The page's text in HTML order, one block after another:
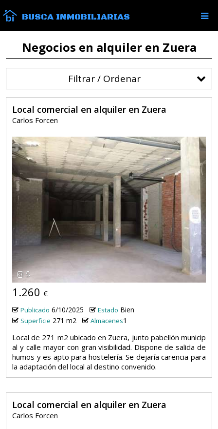
BUSCA INMOBILIARIAS
Negocios en alquiler en Zuera
Filtrar / Ordenar
Local comercial en alquiler en Zuera
Carlos Forcen
5
1.260 €
Publicado 6/10/2025 Estado Bien
Superficie 271 m2 Almacenes1
Local de 271 m2 ubicado en Zuera, junto pabellón municip
al y calle mayor con gran visibilidad. Dispone de salida de
humos y es apto para hostelería. Se dejaría carencia para
la adaptación del local al destino convenido.
Local comercial en alquiler en Zuera
Carlos Forcen